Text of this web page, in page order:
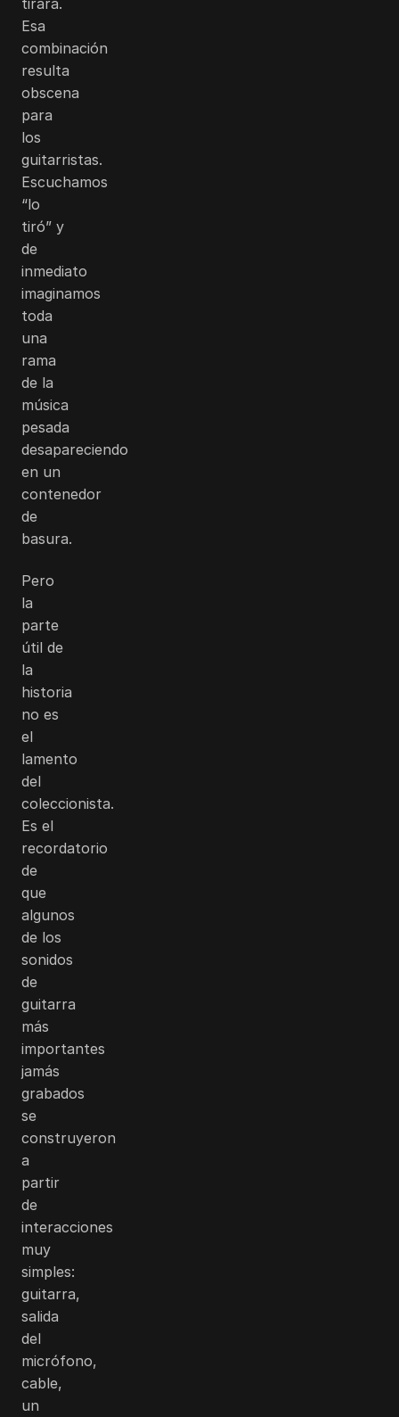
Esa
combinación
resulta
obscena
para
los
guitarristas.
Escuchamos
“lo
tiró” y
de
inmediato
imaginamos
toda
una
rama
de la
música
pesada
desapareciendo
en un
contenedor
de
basura.
Pero
la
parte
útil de
la
historia
no es
el
lamento
del
coleccionista.
Es el
recordatorio
de
que
algunos
de los
sonidos
de
guitarra
más
importantes
jamás
grabados
se
construyeron
a
partir
de
interacciones
muy
simples:
guitarra,
salida
del
micrófono,
cable,
un